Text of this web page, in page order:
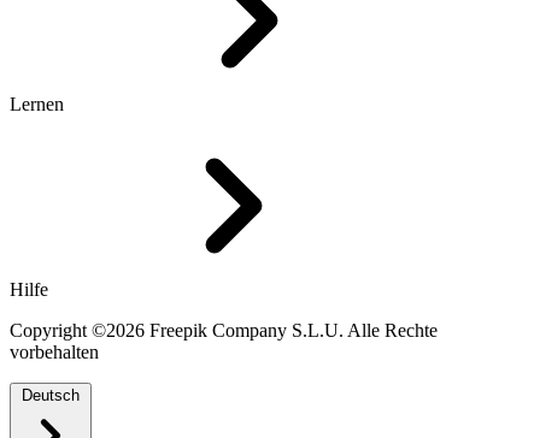
Lernen
Hilfe
Copyright ©2026 Freepik Company S.L.U. Alle Rechte
vorbehalten
Deutsch